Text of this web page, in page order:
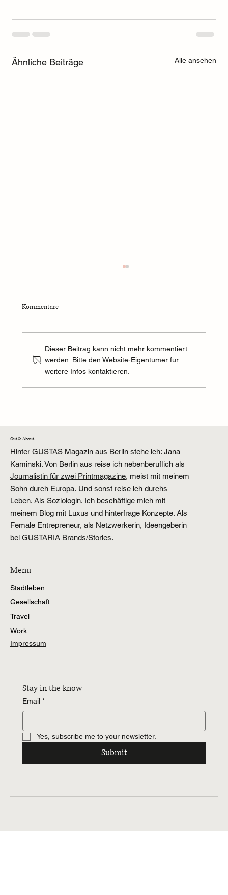
Ähnliche Beiträge Alle ansehen
Skiurlaub mit Vierjährigen im Falkensteiner
Kommentare
Dieser Beitrag kann nicht mehr kommentiert
werden. Bitte den Website-Eigentümer für
weitere Infos kontaktieren.
Out & About
Hinter GUSTAS Magazin aus Berlin stehe ich: Jana
Kaminski. Von Berlin aus reise ich nebenberuflich als
Journalistin für zwei Printmagazine, meist mit meinem
Sohn durch Europa. Und sonst reise ich durchs
Leben. Als Soziologin. Ich beschäftige mich mit
meinem Blog mit Luxus und hinterfrage Konzepte. Als
Female Entrepreneur, als Netzwerkerin, Ideengeberin
bei GUSTARIA Brands/Stories.
Menu
Stadtleben
Gesellschaft
Travel
Work
Impressum
Stay in the know
Email *
Yes, subscribe me to your newsletter.
Submit